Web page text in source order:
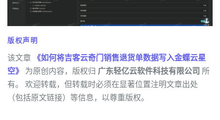
版权声明
该文章 《如何将吉客云奇门销售退货单数据写入金蝶云星
空》 为原创内容，版权归 广东轻亿云软件科技有限公司 所
有。 欢迎转载，但转载时必须在显著位置注明文章出处
（包括原文链接）等信息，以尊重版权。